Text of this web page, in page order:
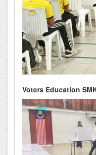
Voters Education